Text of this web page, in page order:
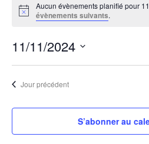
for
11/11/2024
Notice
Aucun évènements planifié pour
évènements suivants.
11/11/2024
Sélectionnez
uneJour précédent
S’abonner au